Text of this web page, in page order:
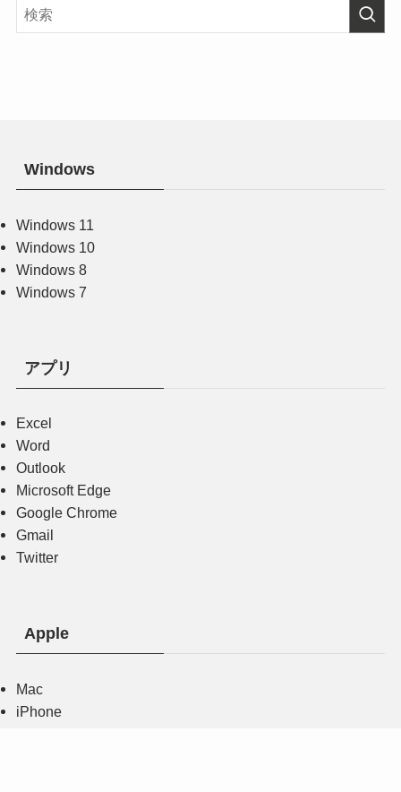
Windows
Windows 11
Windows 10
Windows 8
Windows 7
アプリ
Excel
Word
Outlook
Microsoft Edge
Google Chrome
Gmail
Twitter
Apple
Mac
iPhone